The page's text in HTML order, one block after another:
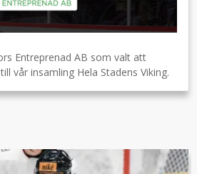
Entreprenad AB som valt att
vår insamling Hela Stadens Viking.